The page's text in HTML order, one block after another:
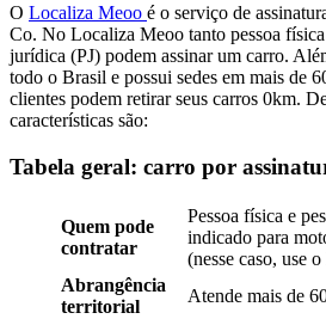
O Localiza Meoo é o serviço de
Co. No Localiza Meoo tanto pessoa
jurídica (PJ) podem assinar um carro.
todo o Brasil e possui sedes em mais de
clientes podem retirar seus carros 0km.
características são:
Tabela geral: carro por
Quem pode
contratar
Pessoa física e
indicado para
(nesse caso, use
Abrangência
territorial
Atende mais de